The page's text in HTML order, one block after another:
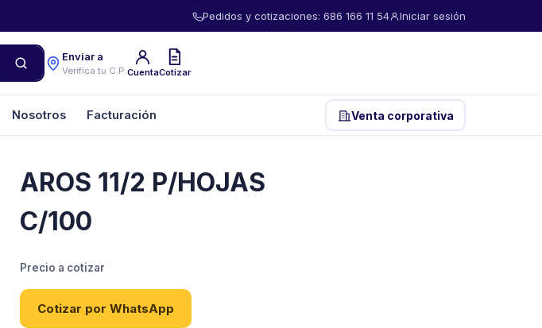
Pedidos y cotizaciones: 686 166 11 54 Iniciar sesión
Enviar a
Verifica tu C.P.CuentaCotizar
Nosotros Facturación Venta corporativa
AROS 11/2 P/HOJAS
C/100
Precio a cotizar
Cotizar por WhatsApp